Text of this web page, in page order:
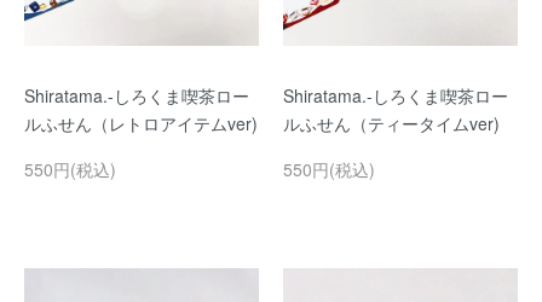
Shiratama.-しろくま喫茶ロー
ルふせん（レトロアイテムver)
550円(税込)
Shiratama.-しろくま喫茶ロー
ルふせん（ティータイムver)
550円(税込)